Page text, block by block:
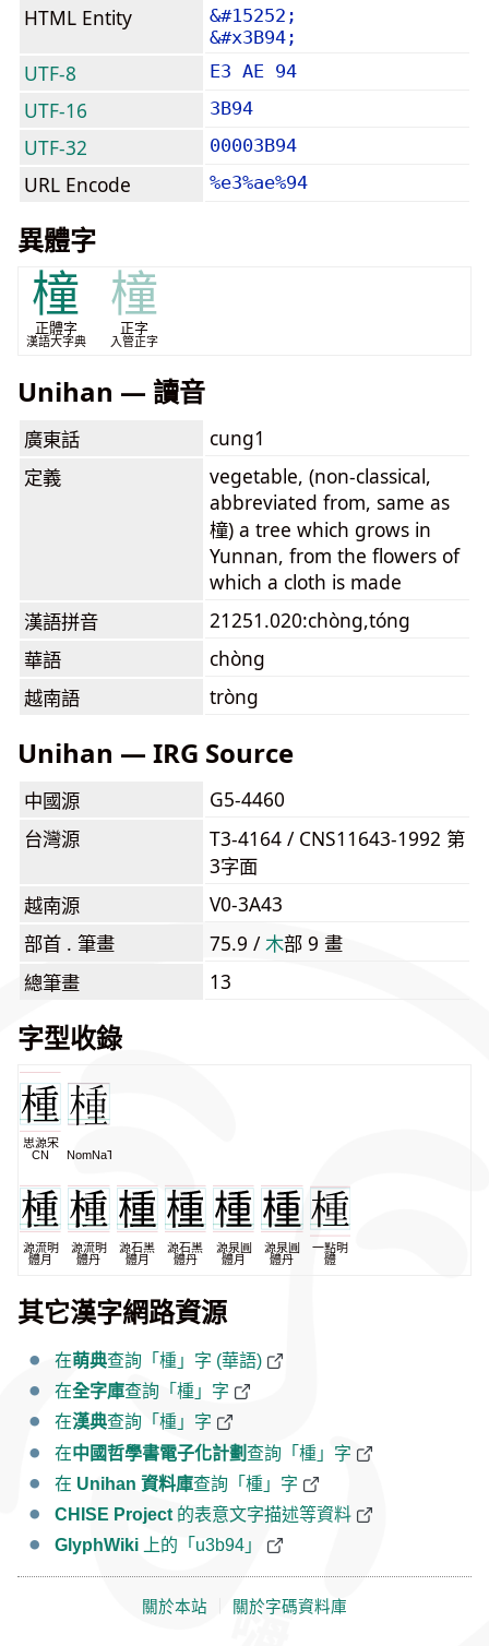
HTML Entity
&#15252;
&#x3B94;
UTF-8 E3 AE 94
UTF-16 3B94
UTF-32 00003B94
URL Encode %e3%ae%94
異體字
橦
正體字
漢語大字典
橦
正字
入管正字
Unihan — 讀音
廣東話
cung1
定義
vegetable, (non-classical,
abbreviated from, same as
橦) a tree which grows in
Yunnan, from the flowers of
which a cloth is made
漢語拼音
21251.020:chòng,tóng
華語
chòng
越南語
tròng
Unihan — IRG Source
中國源
G5-4460
台灣源
T3-4164 / CNS11643-1992 第
3字面
越南源
V0-3A43
部首 . 筆畫
75.9 /⽊部 9 畫
總筆畫
13
字型收錄
思源宋
CN
NomNaTong
源流明
體月
源流明
體丹
源石黑
體月
源石黑
體丹
源泉圓
體月
源泉圓
體丹
一點明
體
其它漢字網路資源
在萌典查詢「㮔」字 (華語)
在全字庫查詢「㮔」字
在漢典查詢「㮔」字
在中國哲學書電子化計劃查詢「㮔」字
在 Unihan 資料庫查詢「㮔」字
CHISE Project 的表意文字描述等資料
GlyphWiki 上的「u3b94」
關於本站 關於字碼資料庫